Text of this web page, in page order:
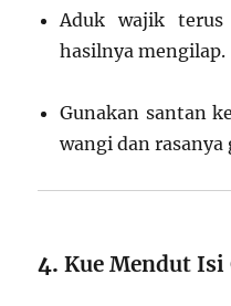
Aduk wajik
hasilnya mengilap.
Gunakan santan
wangi dan rasanya
4.Kue Mendut Isi